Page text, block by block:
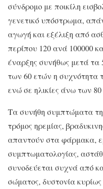
σύνδρομο με ποικίλη
γενετικό υπόστρωμα,
αγωγή και εξέλιξη από
περίπου 120 ανά 100000
έναρξης συνήθως μετά τα
των 60 ετών η συχνότητα
ενώ σε ηλικίες άνω των
Τα συνήθη συμπτώματα
τρόμος ηρεμίας,
απαντούν στα φάρμακα,
συμπτωματολογίας,
συνοδεύεται συχνά από
σώματος, δυστονία